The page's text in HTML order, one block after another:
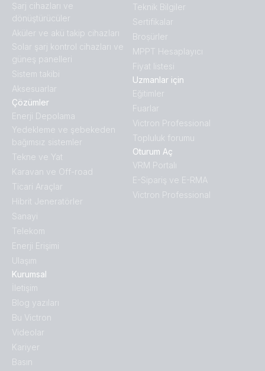
Ṣarj cihazları ve
dönüştürücüler
Aküler ve akü takip cihazları
Solar şarj kontrol cihazları ve
güneş panelleri
Sistem takibi
Aksesuarlar
Çözümler
Enerji Depolama
Yedekleme ve şebekeden
bağımsız sistemler
Tekne ve Yat
Karavan ve Off-road
Ticari Araçlar
Hibrit Jeneratörler
Sanayi
Telekom
Enerji Erişimi
Ulaşım
Kurumsal
İletişim
Blog yazıları
Bu Victron
Videolar
Kariyer
Basın
Teknik Bilgiler
Sertifikalar
Broṣürler
MPPT Hesaplayıcı
Fiyat listesi
Uzmanlar için
Eğitimler
Fuarlar
Victron Professional
Topluluk forumu
Oturum Aç
VRM Portalı
E-Sipariş ve E-RMA
Victron Professional